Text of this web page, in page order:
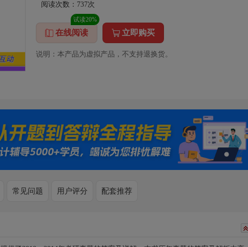
阅读次数： 737次
在线阅读
试读20%
立即购买
说明：本产品为虚拟产品，不支持退换货。
常见问题 用户评分 配套推荐